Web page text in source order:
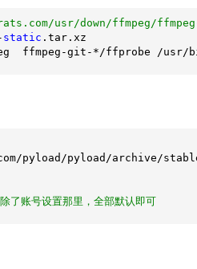
usr/down/ffmpeg/
static .tar.xz
ffmpeg-git-*/ffprobe /usr/
pyload/pyload/archive/
了账号设置那里，全部默认即可